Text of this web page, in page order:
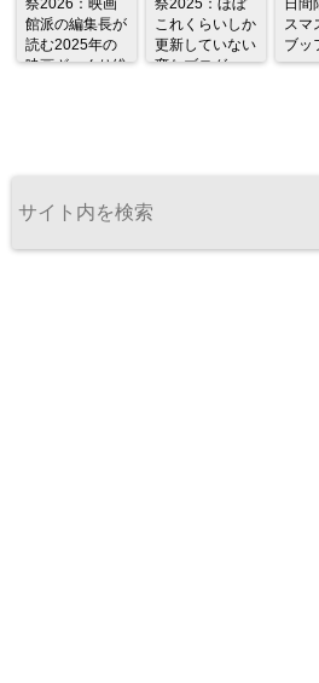
祭2026：映画
館派の編集長が
読む2025年の
映画ざっくり総
祭2025：ほぼ
これくらいしか
更新していない
変なブログ
日間
スマ
ブッ